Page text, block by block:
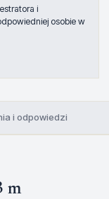
i
osobie w
i odpowiedzi
m